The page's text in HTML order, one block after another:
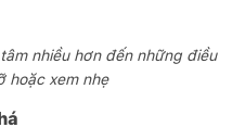
nhiều hơn đến những điều
hoặc xem nhẹ